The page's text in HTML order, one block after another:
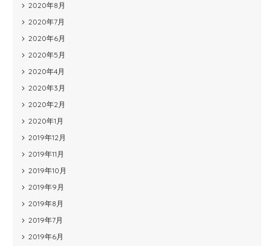
2020年8月
2020年7月
2020年6月
2020年5月
2020年4月
2020年3月
2020年2月
2020年1月
2019年12月
2019年11月
2019年10月
2019年9月
2019年8月
2019年7月
2019年6月